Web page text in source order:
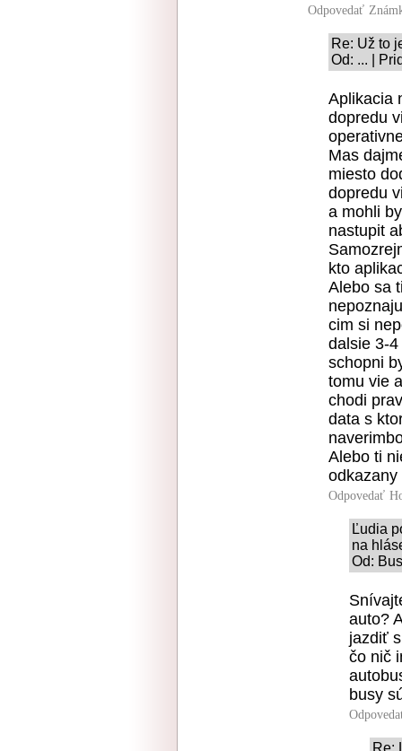
Odpovedať
Re: Už to
Od: ... |
Aplikacia
dopredu
Mas
miesto
dopredu
a mohli
nastupit
kto
Alebo sa
cim si
dalsie 3-
schopni
tomu vie
chodi
data s
Alebo ti
odkazany
Odpovedať
Ľudia
na
Od:
auto?
jazdiť
čo nič
busy
Re: